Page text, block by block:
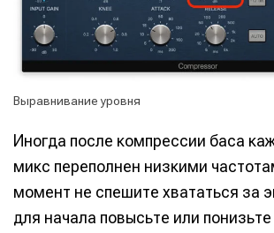
Написание
Продакшн
Инструменты
Оборудование
Написание
Продакшн
Инструменты
Оборудование
Выравнивание уровня
Иногда после компрессии баса
микс переполнен низкими
момент не спешите хвататься за
для начала повысьте или